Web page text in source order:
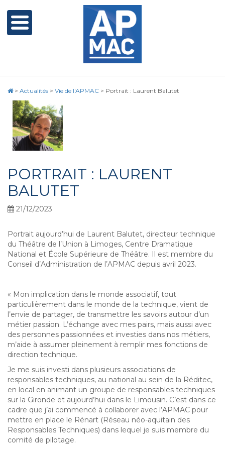
> Actualités > Vie de l'APMAC > Portrait : Laurent Balutet
PORTRAIT : LAURENT
BALUTET
21/12/2023
Portrait aujourd’hui de Laurent Balutet, directeur technique
du Théâtre de l’Union à Limoges, Centre Dramatique
National et École Supérieure de Théâtre. Il est membre du
Conseil d’Administration de l’APMAC depuis avril 2023.
« Mon implication dans le monde associatif, tout
particulièrement dans le monde de la technique, vient de
l’envie de partager, de transmettre les savoirs autour d’un
métier passion. L’échange avec mes pairs, mais aussi avec
des personnes passionnées et investies dans nos métiers,
m’aide à assumer pleinement à remplir mes fonctions de
direction technique.
Je me suis investi dans plusieurs associations de
responsables techniques, au national au sein de la Réditec,
en local en animant un groupe de responsables techniques
sur la Gironde et aujourd’hui dans le Limousin. C’est dans ce
cadre que j’ai commencé à collaborer avec l’APMAC pour
mettre en place le Rénart (Réseau néo-aquitain des
Responsables Techniques) dans lequel je suis membre du
comité de pilotage.